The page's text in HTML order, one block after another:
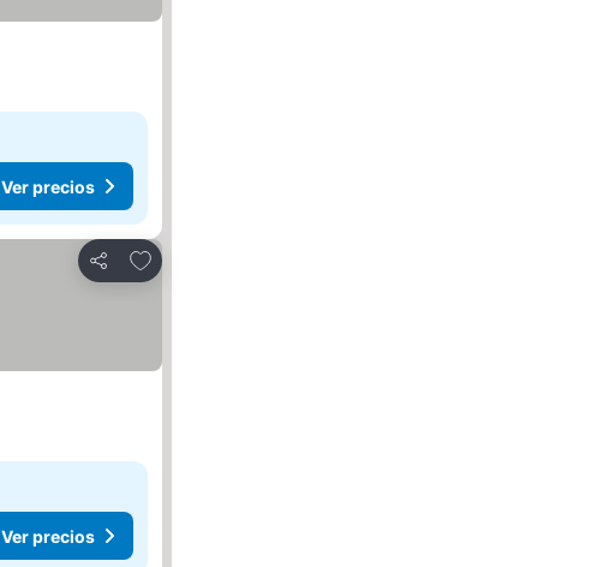
Ver precios
Compartir
Agregar a favoritos
Ver precios